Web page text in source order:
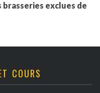
brasseries exclues de
COURS